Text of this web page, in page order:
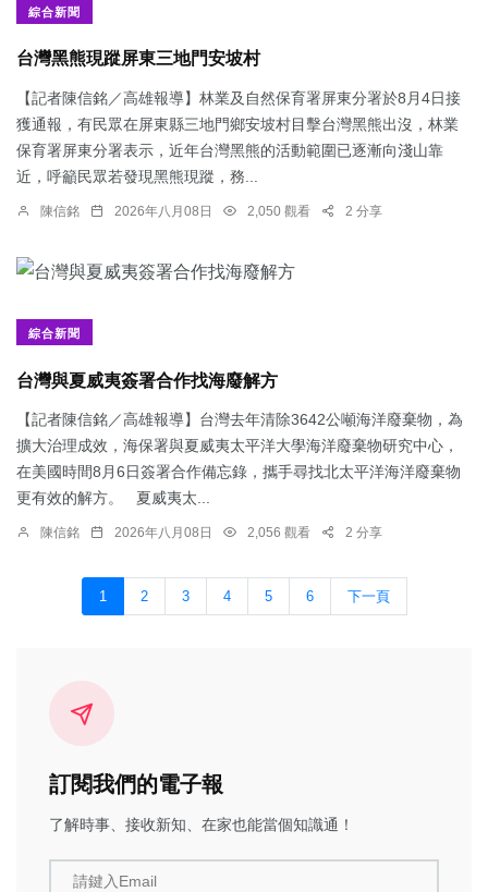
綜合新聞
台灣黑熊現蹤屏東三地門安坡村
【記者陳信銘／高雄報導】林業及自然保育署屏東分署於8月4日接
獲通報，有民眾在屏東縣三地門鄉安坡村目擊台灣黑熊出沒，林業
保育署屏東分署表示，近年台灣黑熊的活動範圍已逐漸向淺山靠
近，呼籲民眾若發現黑熊現蹤，務...
陳信銘 2026年八月08日 2,050 觀看 2 分享
綜合新聞
台灣與夏威夷簽署合作找海廢解方
【記者陳信銘／高雄報導】台灣去年清除3642公噸海洋廢棄物，為
擴大治理成效，海保署與夏威夷太平洋大學海洋廢棄物研究中心，
在美國時間8月6日簽署合作備忘錄，攜手尋找北太平洋海洋廢棄物
更有效的解方。 夏威夷太...
陳信銘 2026年八月08日 2,056 觀看 2 分享
1 2 3 4 5 6 下一頁
訂閱我們的電子報
了解時事、接收新知、在家也能當個知識通！
請鍵入Email